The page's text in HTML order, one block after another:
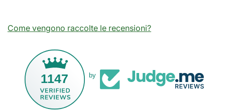
Come vengono raccolte le recensioni?
1147 by